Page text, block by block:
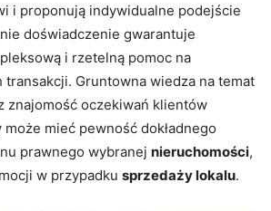
i proponują indywidualne podejście
doświadczenie gwarantuje
i rzetelną pomoc na
Gruntowna wiedza na temat
znajomość oczekiwań klientów
mieć pewność dokładnego
prawnego wybranej nieruchomości,
w przypadku sprzedaży lokalu.